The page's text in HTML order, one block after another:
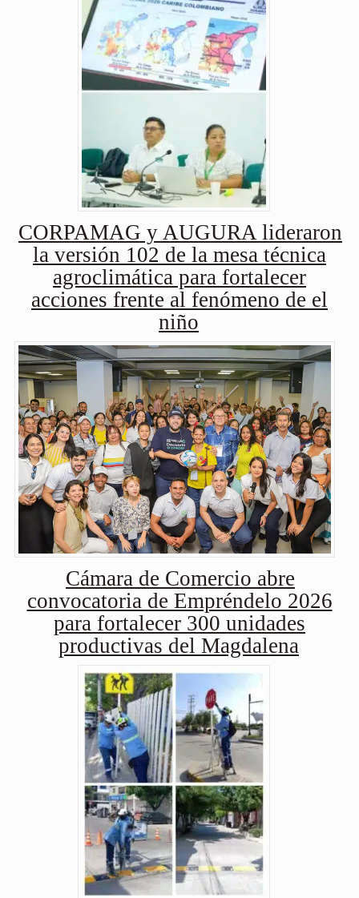
CORPAMAG y AUGURA lideraron
la versión 102 de la mesa técnica
agroclimática para fortalecer
acciones frente al fenómeno de el
niño
Cámara de Comercio abre
convocatoria de Empréndelo 2026
para fortalecer 300 unidades
productivas del Magdalena